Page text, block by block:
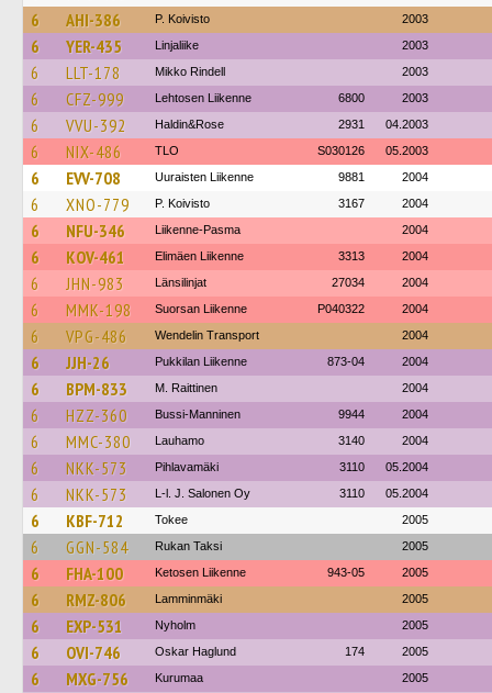
6
AHI-386 P. Koivisto 2003
6 YER-435 Linjaliike 2003
6 LLT-178 Mikko Rindell 2003
6 CFZ-999 Lehtosen Liikenne 6800 2003
6 VVU-392 Haldin&Rose 2931 04.2003
6 NIX-486 TLO S030126 05.2003
6 EVV-708 Uuraisten Liikenne 9881 2004
6 XNO-779 P. Koivisto 3167 2004
6 NFU-346 Liikenne-Pasma 2004
6 KOV-461 Elimäen Liikenne 3313 2004
6 JHN-983 Länsilinjat 27034 2004
6 MMK-198 Suorsan Liikenne P040322 2004
6 VPG-486 Wendelin Transport 2004
6 JJH-26 Pukkilan Liikenne 873-04 2004
6 BPM-833 M. Raittinen 2004
6 HZZ-360 Bussi-Manninen 9944 2004
6 MMC-380 Lauhamo 3140 2004
6 NKK-573 Pihlavamäki 3110 05.2004
6 NKK-573 L-l. J. Salonen Oy 3110 05.2004
6 KBF-712 Tokee 2005
6 GGN-584 Rukan Taksi 2005
6 FHA-100 Ketosen Liikenne 943-05 2005
6 RMZ-806 Lamminmäki 2005
6 EXP-531 Nyholm 2005
6 OVI-746 Oskar Haglund 174 2005
6 MXG-756 Kurumaa 2005